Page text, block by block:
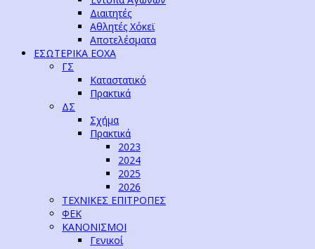
Διαιτητές
Αθλητές Χόκεϊ
Αποτελέσματα
ΕΣΩΤΕΡΙΚΑ ΕΟΧΑ
ΓΣ
Καταστατικό
Πρακτικά
ΔΣ
Σχήμα
Πρακτικά
2023
2024
2025
2026
ΤΕΧΝΙΚΕΣ ΕΠΙΤΡΟΠΕΣ
ΦΕΚ
ΚΑΝΟΝΙΣΜΟΙ
Γενικοί